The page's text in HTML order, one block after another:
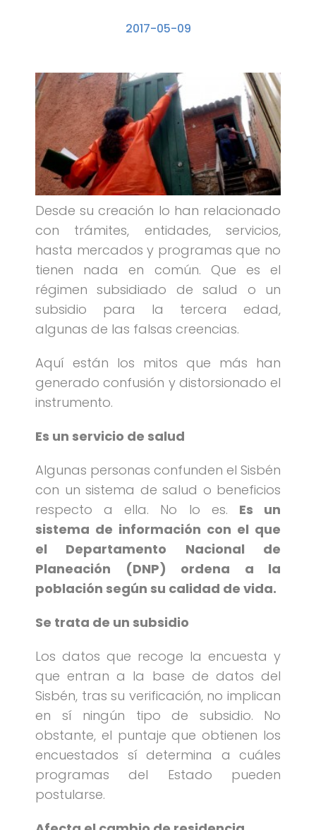
2017-05-09
Desde su creación lo han relacionado
con trámites, entidades, servicios,
hasta mercados y programas que no
tienen nada en común. Que es el
régimen subsidiado de salud o un
subsidio para la tercera edad,
algunas de las falsas creencias.
Aquí están los mitos que más han
generado confusión y distorsionado el
instrumento.
Es un servicio de salud
Algunas personas confunden el Sisbén
con un sistema de salud o beneficios
respecto a ella. No lo es. Es un
sistema de información con el que
el Departamento Nacional de
Planeación (DNP) ordena a la
población según su calidad de vida.
Se trata de un subsidio
Los datos que recoge la encuesta y
que entran a la base de datos del
Sisbén, tras su verificación, no implican
en sí ningún tipo de subsidio. No
obstante, el puntaje que obtienen los
encuestados sí determina a cuáles
programas del Estado pueden
postularse.